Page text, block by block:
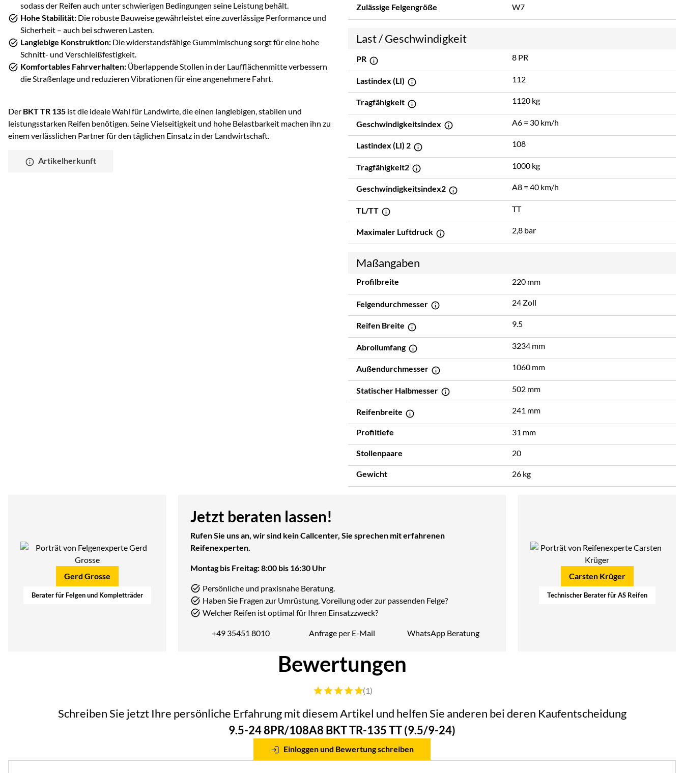
sodass der Reifen auch unter schwierigen Bedingungen seine Leistung behält.
Hohe Stabilität: Die robuste Bauweise gewährleistet eine zuverlässige Performance und
Sicherheit – auch bei schweren Lasten.
Langlebige Konstruktion: Die widerstandsfähige Gummimischung sorgt für eine hohe
Schnitt- und Verschleißfestigkeit.
Komfortables Fahrverhalten: Überlappende Stollen in der Laufflächenmitte verbessern
die Straßenlage und reduzieren Vibrationen für eine angenehmere Fahrt.
Der BKT TR 135 ist die ideale Wahl für Landwirte, die einen langlebigen, stabilen und
leistungsstarken Reifen benötigen. Seine Vielseitigkeit und hohe Belastbarkeit machen ihn zu
einem verlässlichen Partner für den täglichen Einsatz in der Landwirtschaft.
Artikelherkunft
Zulässige Felgengröße W7
Last / Geschwindigkeit
PR 8 PR
Lastindex (LI) 112
Tragfähigkeit 1120 kg
Geschwindigkeitsindex A6 = 30 km/h
Lastindex (LI) 2 108
Tragfähigkeit2 1000 kg
Geschwindigkeitsindex2 A8 = 40 km/h
TL/TT TT
Maximaler Luftdruck 2,8 bar
Maßangaben
Profilbreite 220 mm
Felgendurchmesser 24 Zoll
Reifen Breite 9.5
Abrollumfang 3234 mm
Außendurchmesser 1060 mm
Statischer Halbmesser 502 mm
Reifenbreite 241 mm
Profiltiefe 31 mm
Stollenpaare 20
Gewicht 26 kg
Gerd Grosse
Berater für Felgen und Kompletträder
Jetzt beraten lassen!
Rufen Sie uns an, wir sind kein Callcenter, Sie sprechen mit erfahrenen
Reifenexperten.
Montag bis Freitag: 8:00 bis 16:30 Uhr
Persönliche und praxisnahe Beratung.
Haben Sie Fragen zur Umrüstung, Voreilung oder zur passenden Felge?
Welcher Reifen ist optimal für Ihren Einsatzzweck?
Telefon:
+49 35451 8010 Anfrage per E-Mail WhatsApp Beratung
Carsten Krüger
Technischer Berater für AS Reifen
Bewertungen
Bewertung: 5 von 5 (1 Bewertungen)
(1)
Schreiben Sie jetzt Ihre persönliche Erfahrung mit diesem Artikel und helfen Sie anderen bei deren Kaufentscheidung
9.5-24 8PR/108A8 BKT TR-135 TT (9.5/9-24)
Einloggen und Bewertung schreiben